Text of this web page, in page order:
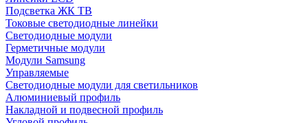
Подсветка ЖК ТВ
Токовые светодиодные линейки
Светодиодные модули
Герметичные модули
Модули Samsung
Управляемые
Светодиодные модули для светильников
Алюминиевый профиль
Накладной и подвесной профиль